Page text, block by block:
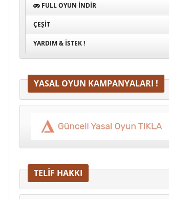
FULL OYUN İNDIR
ÇEŞIT
YARDIM & İSTEK !
YASAL OYUN KAMPANYALARI !
TELİF HAKKI